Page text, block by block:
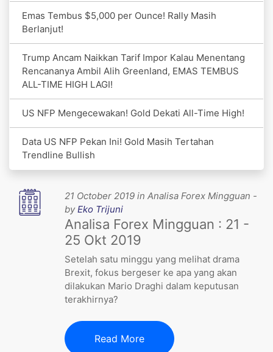
Emas Tembus $5,000 per Ounce! Rally Masih
Berlanjut!
Trump Ancam Naikkan Tarif Impor Kalau Menentang
Rencananya Ambil Alih Greenland, EMAS TEMBUS
ALL-TIME HIGH LAGI!
US NFP Mengecewakan! Gold Dekati All-Time High!
Data US NFP Pekan Ini! Gold Masih Tertahan
Trendline Bullish
21 October 2019 in Analisa Forex Mingguan -
byEko Trijuni
Analisa Forex Mingguan : 21 -
25 Okt 2019
Setelah satu minggu yang melihat drama
Brexit, fokus bergeser ke apa yang akan
dilakukan Mario Draghi dalam keputusan
terakhirnya?
Read More